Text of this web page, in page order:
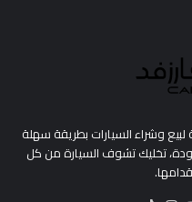
وشراء السيارات بطريقة سهلة
تخليك تشوف السيارة من كل